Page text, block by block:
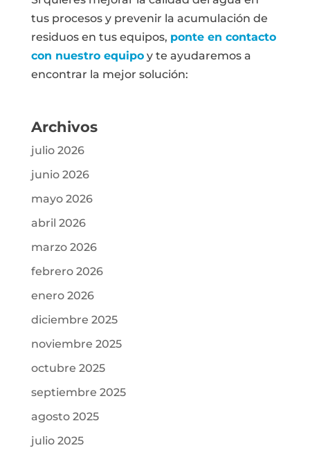
tus procesos y prevenir la acumulación de
residuos en tus equipos, ponte en contacto
con nuestro equipoy te ayudaremos a
encontrar la mejor solución:
Archivos
julio 2026
junio 2026
mayo 2026
abril 2026
marzo 2026
febrero 2026
enero 2026
diciembre 2025
noviembre 2025
octubre 2025
septiembre 2025
agosto 2025
julio 2025